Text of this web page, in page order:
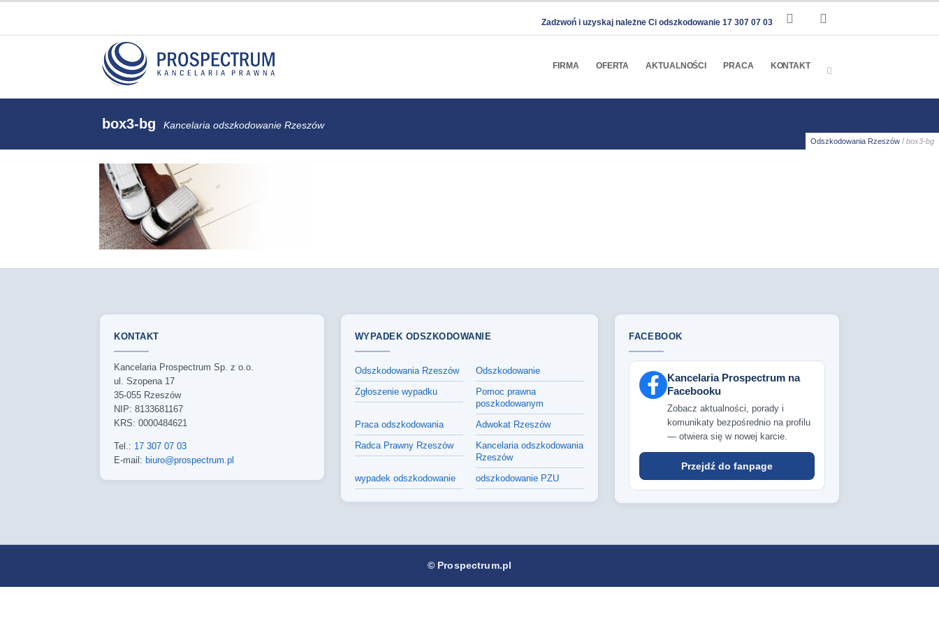
Zadzwoń i uzyskaj należne Ci odszkodowanie 17 307 07 03
FIRMA OFERTA AKTUALNOŚCI PRACA KONTAKT
Odszkodowania Rzeszów / box3-bg
box3-bg Kancelaria odszkodowanie Rzeszów
KONTAKT
Kancelaria Prospectrum Sp. z o.o.
ul. Szopena 17
35-055 Rzeszów
NIP: 8133681167
KRS: 0000484621
Tel.: 17 307 07 03
E-mail: biuro@prospectrum.pl
WYPADEK ODSZKODOWANIE
Odszkodowania Rzeszów
Odszkodowanie
Zgłoszenie wypadku
Pomoc prawna
poszkodowanym
Praca odszkodowania
Adwokat Rzeszów
Radca Prawny Rzeszów
Kancelaria odszkodowania
Rzeszów
wypadek odszkodowanie
odszkodowanie PZU
FACEBOOK
Kancelaria Prospectrum na
Facebooku
Zobacz aktualności, porady i
komunikaty bezpośrednio na profilu
— otwiera się w nowej karcie.
Przejdź do fanpage
© Prospectrum.pl